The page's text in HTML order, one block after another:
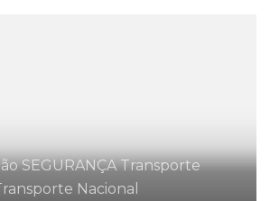
SEGURANÇA Transporte
Nacional